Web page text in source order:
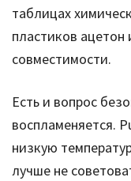
таблицах
пластиков
совместимости.
Есть и вопрос
воспламеняется.
низкую
лучше не